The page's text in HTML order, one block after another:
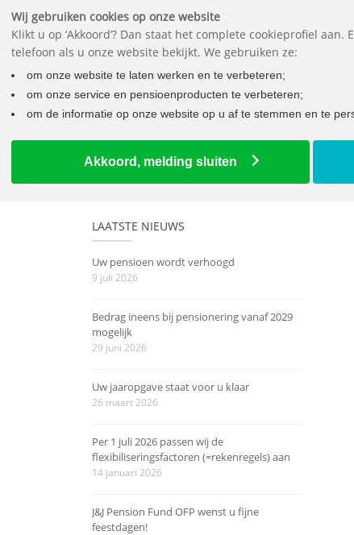
LAATSTE NIEUWS
Uw pensioen wordt verhoogd
9 juli 2026
Bedrag ineens bij pensionering vanaf 2029
mogelijk
29 juni 2026
Uw jaaropgave staat voor u klaar
26 maart 2026
Per 1 juli 2026 passen wij de
flexibiliseringsfactoren (=rekenregels) aan
14 januari 2026
J&J Pension Fund OFP wenst u fijne
feestdagen!
Wij gebruiken cookies op onze website
Klikt u op ‘Akkoord’? Dan staat het complete cookieprofiel
telefoon als u onze website bekijkt. We gebruiken ze:
om onze website te laten werken en te verbeteren;
om onze service en pensioenproducten te verbeteren;
om de informatie op onze website op u af te stemmen en te
Akkoord, melding sluiten